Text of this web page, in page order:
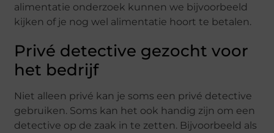
alimentatie onderzoek kunnen we bijvoorbeeld
kijken of je nog wel alimentatie hoort te betalen.
Privé detective gezocht voor
het bedrijf
Niet alleen privé kan je soms een privé detective
gebruiken. Soms kan het ook handig zijn om een
detective op de zaak in te zetten. Bijvoorbeeld als